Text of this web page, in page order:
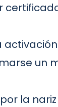
un
la